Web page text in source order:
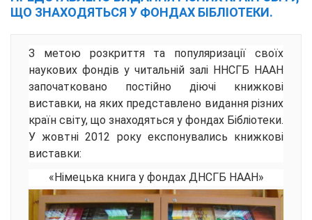
ЩО ЗНАХОДЯТЬСЯ У ФОНДАХ БІБЛІОТЕКИ.
З метою розкриття та популяризації своїх
наукових фондів у читальній залі ННСГБ НААН
започатковано постійно діючі книжкові
виставки, на яких представлено видання різних
країн світу, що знаходяться у фондах Бібліотеки.
У жовтні 2012 року експонувались книжкові
виставки:
«Німецька книга у фондах ДНСГБ НААН»